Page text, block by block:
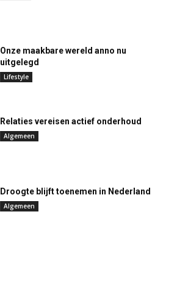
Onze maakbare wereld anno nu
uitgelegd
Lifestyle
Relaties vereisen actief onderhoud
Algemeen
Droogte blijft toenemen in Nederland
Algemeen